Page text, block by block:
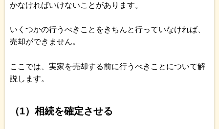
かなければいけないことがあります。
いくつかの行うべきことをきちんと行っていなければ、
売却ができません。
ここでは、実家を売却する前に行うべきことについて解
説します。
（1）相続を確定させる